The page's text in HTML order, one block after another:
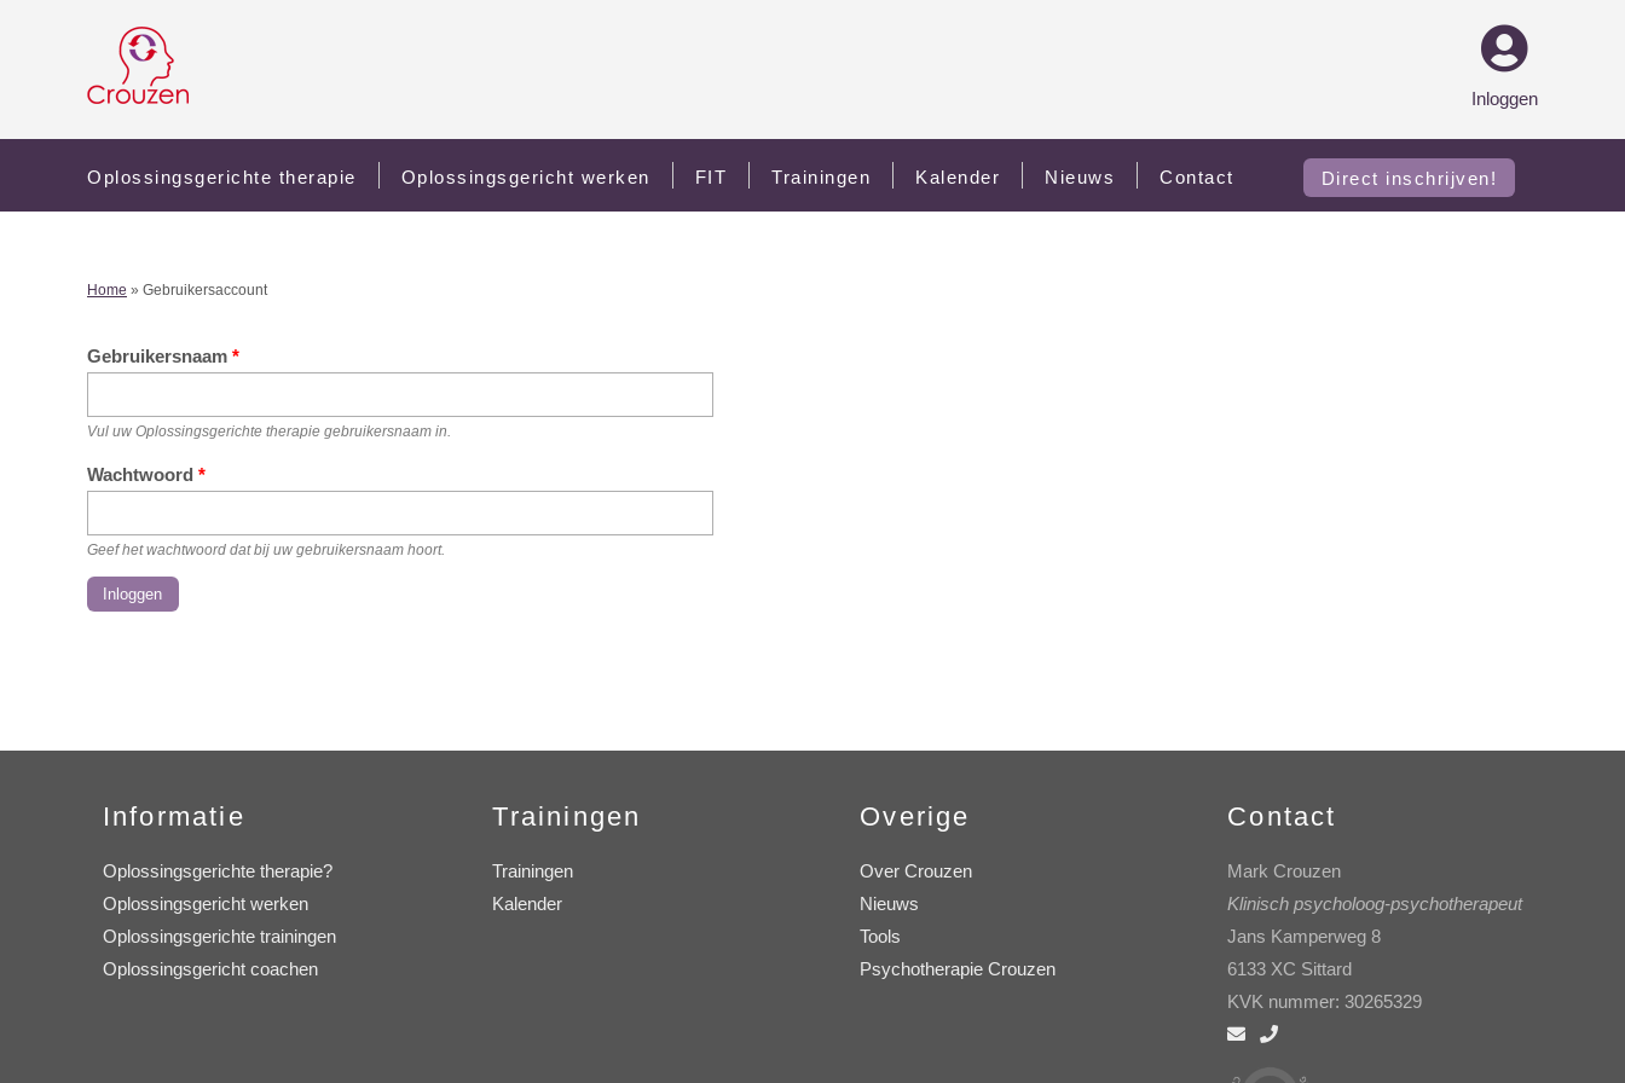
Inloggen
Oplossingsgerichte therapie Oplossingsgericht werken FIT Trainingen Kalender Nieuws Contact Direct inschrijven!
Home » Gebruikersaccount
Gebruikersnaam *
Vul uw Oplossingsgerichte therapie gebruikersnaam in.
Wachtwoord *
Geef het wachtwoord dat bij uw gebruikersnaam hoort.
Informatie
Oplossingsgerichte therapie?
Oplossingsgericht werken
Oplossingsgerichte trainingen
Oplossingsgericht coachen
Trainingen
Trainingen
Kalender
Overige
Over Crouzen
Nieuws
Tools
Psychotherapie Crouzen
Contact
Mark Crouzen
Klinisch psycholoog-psychotherapeut
Jans Kamperweg 8
6133 XC Sittard
KVK nummer: 30265329